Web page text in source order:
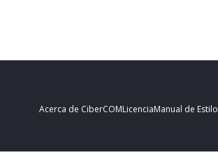
Acerca de CiberCOMLicenciaManual de Estilo